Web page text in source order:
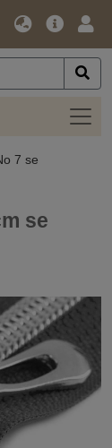
Jazyk
Měna
Hlavní
7 se
se